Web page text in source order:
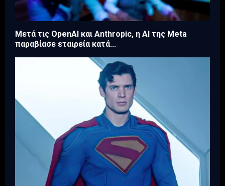
Μετά τις OpenAI και Anthropic, η AI της Meta
παραβίασε εταιρεία κατά...